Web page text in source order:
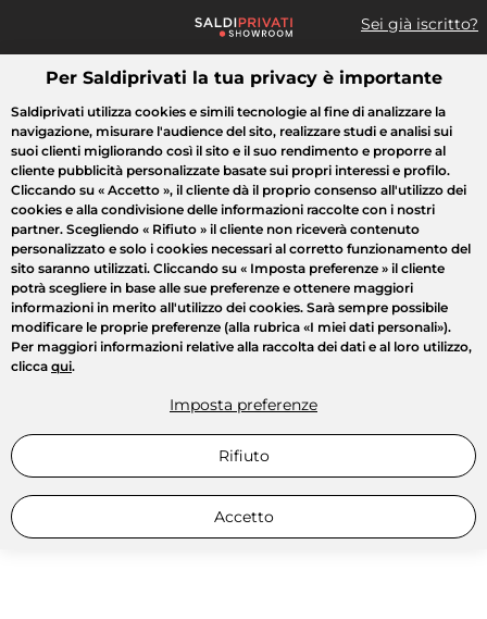
Sei già iscritto?
Cosa cerchi?
Tutte le vendite Moda Casa Bellezza Elettrodomestici
Per Saldiprivati la tua privacy è importante
Saldiprivati utilizza cookies e simili tecnologie al fine di analizzare la
navigazione, misurare l'audience del sito, realizzare studi e analisi sui
suoi clienti migliorando così il sito e il suo rendimento e proporre al
cliente pubblicità personalizzate basate sui propri interessi e profilo.
Cliccando su « Accetto », il cliente dà il proprio consenso all'utilizzo dei
cookies e alla condivisione delle informazioni raccolte con i nostri
partner. Scegliendo « Rifiuto » il cliente non riceverà contenuto
personalizzato e solo i cookies necessari al corretto funzionamento del
sito saranno utilizzati. Cliccando su « Imposta preferenze » il cliente
potrà scegliere in base alle sue preferenze e ottenere maggiori
informazioni in merito all'utilizzo dei cookies. Sarà sempre possibile
modificare le proprie preferenze (alla rubrica «I miei dati personali»).
Per maggiori informazioni relative alla raccolta dei dati e al loro utilizzo,
clicca qui.
Imposta preferenze
Rifiuto
Accetto